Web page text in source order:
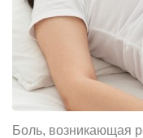
Боль, возникающая